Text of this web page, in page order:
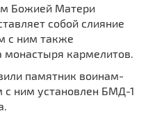
Божией Матери
собой слияние
с ним также
кармелитов.
памятник воинам-
с ним установлен БМД-1